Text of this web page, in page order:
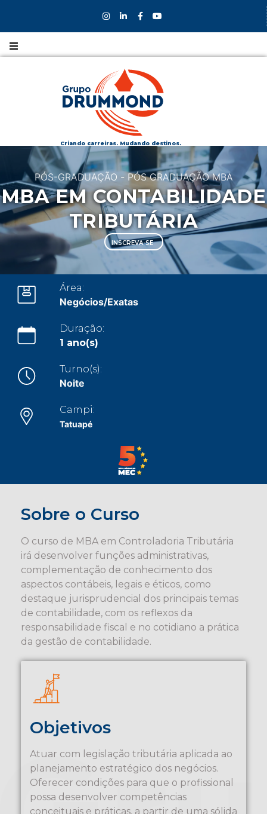
Formas de
INGRESSO
Bolsas e
DESCONTOS
CONOSCO
Seja um
Criando carreiras. Mudando destinos.
PÓS-GRADUAÇÃO - PÓS GRADUAÇÃO MBA
MBA EM CONTABILIDADE
TRIBUTÁRIA
INSCREVA-SE
Área:
Negócios/Exatas
Duração:
1 ano(s)
Turno(s):
Noite
Campi:
Tatuapé
Sobre o Curso
O curso de MBA em Controladoria Tributária
irá desenvolver funções administrativas,
complementação de conhecimento dos
aspectos contábeis, legais e éticos, como
destaque jurisprudencial dos principais temas
de contabilidade, com os reflexos da
responsabilidade fiscal e no cotidiano a prática
da gestão de contabilidade.
Objetivos
Atuar com legislação tributária aplicada ao
planejamento estratégico dos negócios.
Oferecer condições para que o profissional
possa desenvolver competências
conceituais e práticas, a partir de uma sólida